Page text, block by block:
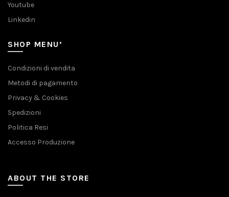
Youtube
Linkedin
SHOP MENU’
Condizioni di vendita
Metodi di pagamento
Privacy & Cookies
Spedizioni
Politica Resi
Accesso Produzione
ABOUT THE STORE